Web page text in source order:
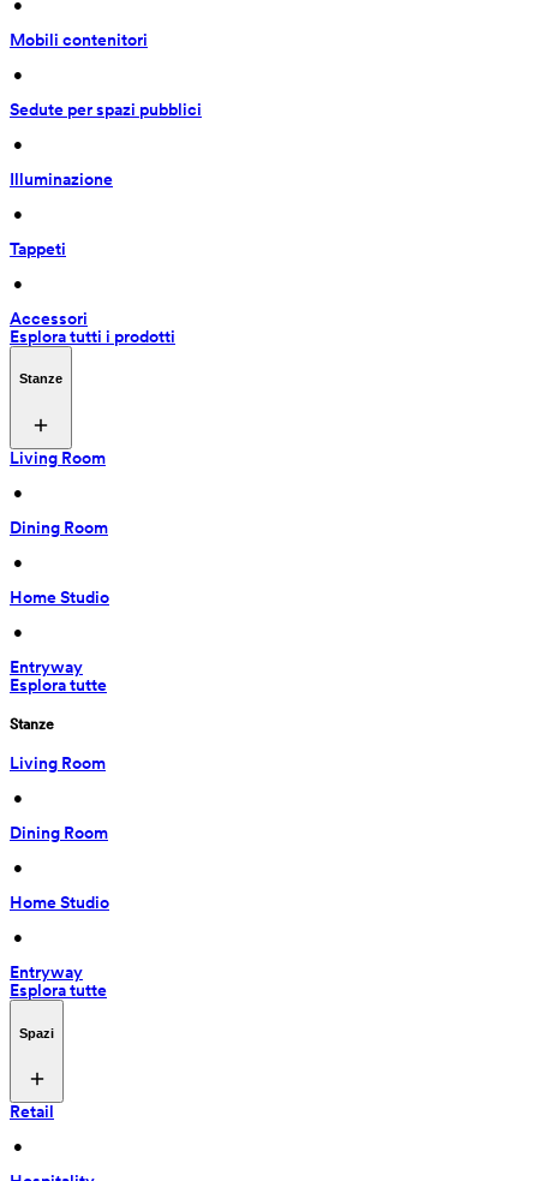
•
Mobili contenitori
•
Sedute per spazi pubblici
•
Illuminazione
•
Tappeti
•
Accessori
Esplora tutti i prodotti
Stanze
Living Room
•
Dining Room
•
Home Studio
•
Entryway
Esplora tutte
Stanze
Living Room
•
Dining Room
•
Home Studio
•
Entryway
Esplora tutte
Spazi
Retail
•